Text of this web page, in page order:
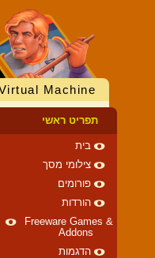
Machine
תפריט ראשי
בית
צילומי מסך
פורומים
הורדות
Freeware Games &
Addons
הדגמות